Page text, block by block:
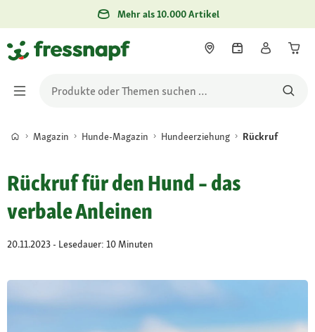
Mehr als 10.000 Artikel
Magazin Hunde-Magazin Hundeerziehung Rückruf
Rückruf für den Hund – das
verbale Anleinen
20.11.2023 - Lesedauer: 10 Minuten